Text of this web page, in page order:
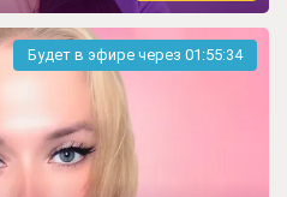
Будет в эфире через 01:55:32